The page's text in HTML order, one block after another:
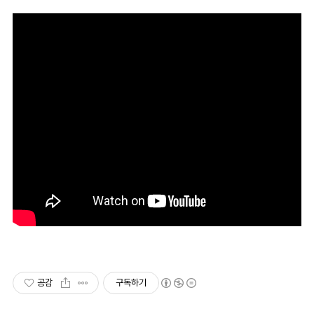
공감 구독하기